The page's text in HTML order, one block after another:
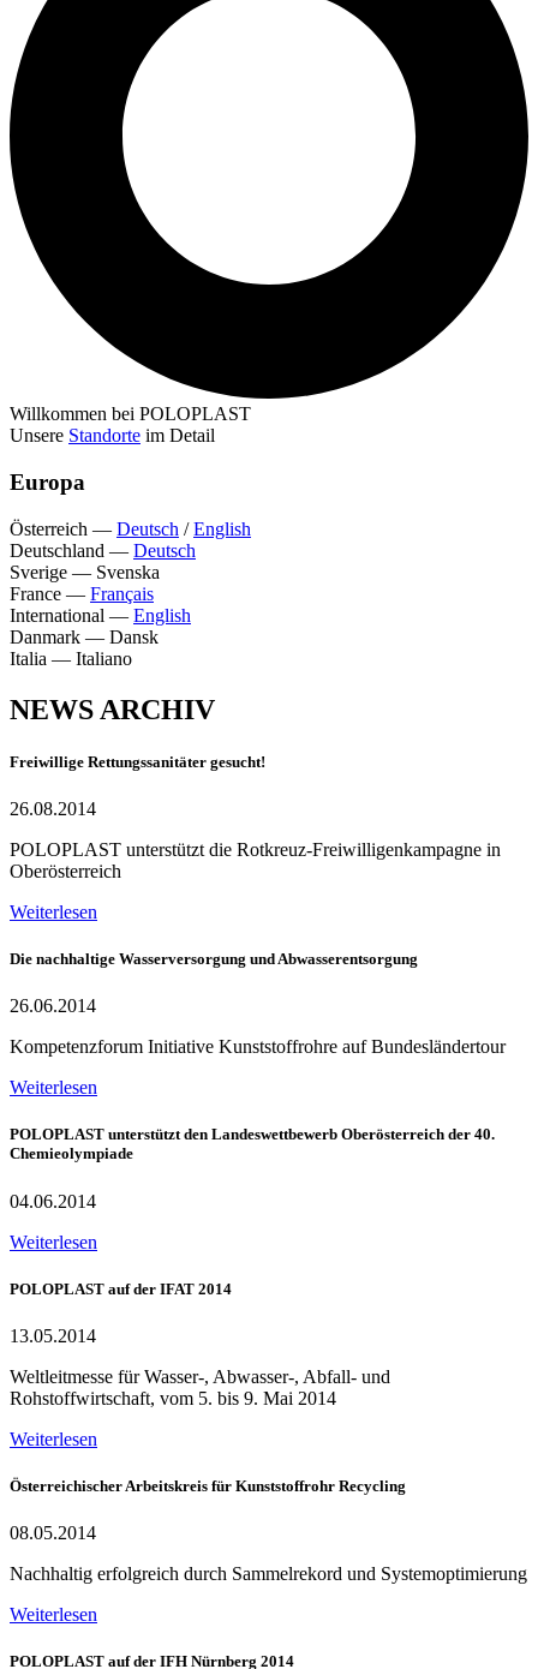
Willkommen bei POLOPLAST
Unsere Standorte im Detail
Europa
Österreich — Deutsch /English
Deutschland — Deutsch
Sverige — Svenska
France — Français
International — English
Danmark — Dansk
Italia — Italiano
NEWS ARCHIV
Freiwillige Rettungssanitäter gesucht!
26.08.2014
POLOPLAST unterstützt die Rotkreuz-Freiwilligenkampagne in
Oberösterreich
Weiterlesen
Die nachhaltige Wasserversorgung und Abwasserentsorgung
26.06.2014
Kompetenzforum Initiative Kunststoffrohre auf Bundesländertour
Weiterlesen
POLOPLAST unterstützt den Landeswettbewerb Oberösterreich der 40.
Chemieolympiade
04.06.2014
Weiterlesen
POLOPLAST auf der IFAT 2014
13.05.2014
Weltleitmesse für Wasser-, Abwasser-, Abfall- und
Rohstoffwirtschaft, vom 5. bis 9. Mai 2014
Weiterlesen
Österreichischer Arbeitskreis für Kunststoffrohr Recycling
08.05.2014
Nachhaltig erfolgreich durch Sammelrekord und Systemoptimierung
Weiterlesen
POLOPLAST auf der IFH Nürnberg 2014